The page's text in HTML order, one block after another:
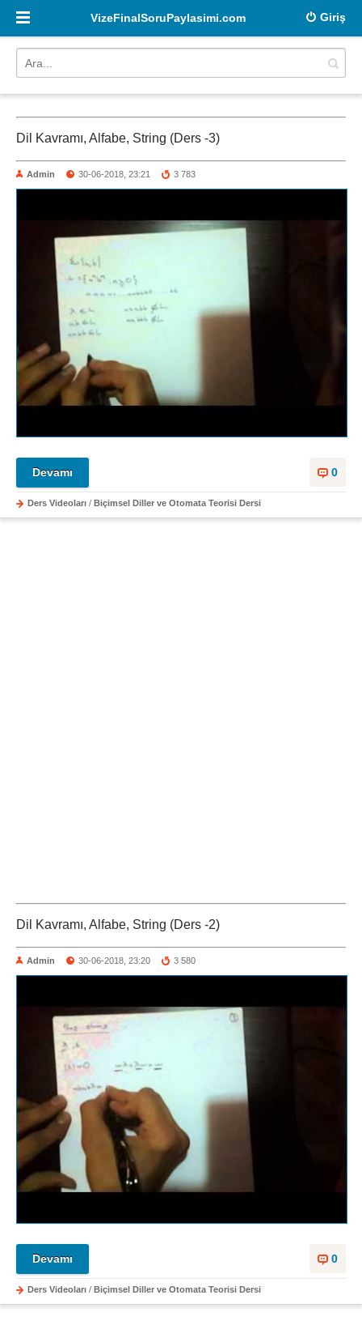
Giriş
VizeFinalSoruPaylasimi.com
Dil Kavramı, Alfabe, String (Ders -3)
Admin 30-06-2018, 23:21 3 783
0
Devamı
Ders Videoları / Biçimsel Diller ve Otomata Teorisi Dersi
Dil Kavramı, Alfabe, String (Ders -2)
Admin 30-06-2018, 23:20 3 580
0
Devamı
Ders Videoları / Biçimsel Diller ve Otomata Teorisi Dersi